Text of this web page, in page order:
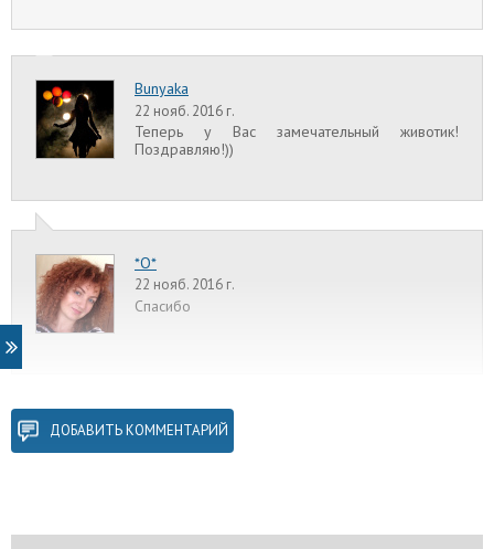
Bunyaka
22 нояб. 2016 г.
Теперь у Вас замечательный животик!
Поздравляю!))
*О*
22 нояб. 2016 г.
Спасибо
ane4ka-f
12 дек. 2017 г.
ДОБАВИТЬ КОММЕНТАРИЙ